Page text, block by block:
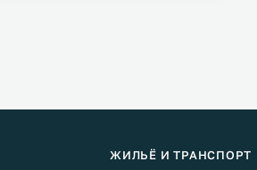
ЖИЛЬЁ И ТРАНСПОРТ